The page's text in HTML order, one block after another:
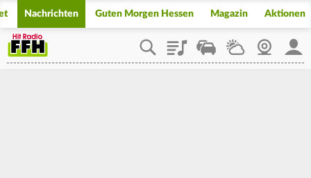
Nachrichten Guten Morgen Hessen Magazin Aktionen
PlaylistStaupilotWetterWebcam